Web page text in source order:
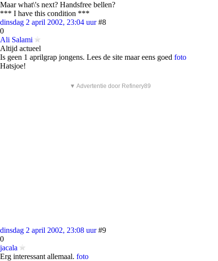
Maar what\'s next? Handsfree bellen?
*** I have this condition ***
dinsdag 2 april 2002, 23:04 uur #8
0
Ali Salami
Altijd actueel
Is geen 1 aprilgrap jongens. Lees de site maar eens goed foto
Hatsjoe!
▼ Advertentie door Refinery89
dinsdag 2 april 2002, 23:08 uur #9
0
jacala
Erg interessant allemaal. foto